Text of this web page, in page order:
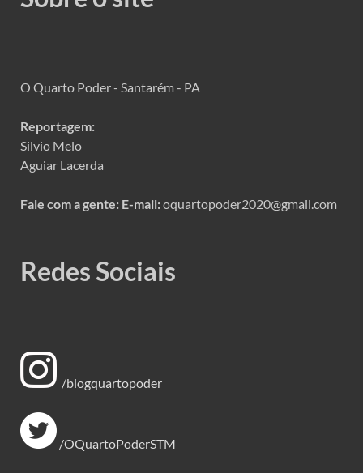
O Quarto Poder - Santarém - PA
Reportagem:
Silvio Melo
Aguiar Lacerda
Fale com a gente: E-mail:oquartopoder2020@gmail.com
Redes Sociais
/blogquartopoder
/OQuartoPoderSTM